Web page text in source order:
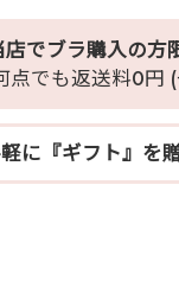
でブラ購入の方
点でも返送料0円
に『ギフト』を